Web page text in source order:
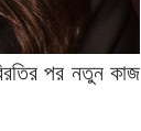
পর নতুন কাজ